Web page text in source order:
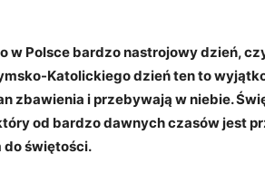
w Polsce bardzo nastrojowy dzień,
Katolickiego dzień ten to
zbawienia i przebywają w niebie.
od bardzo dawnych czasów jest
do świętości.